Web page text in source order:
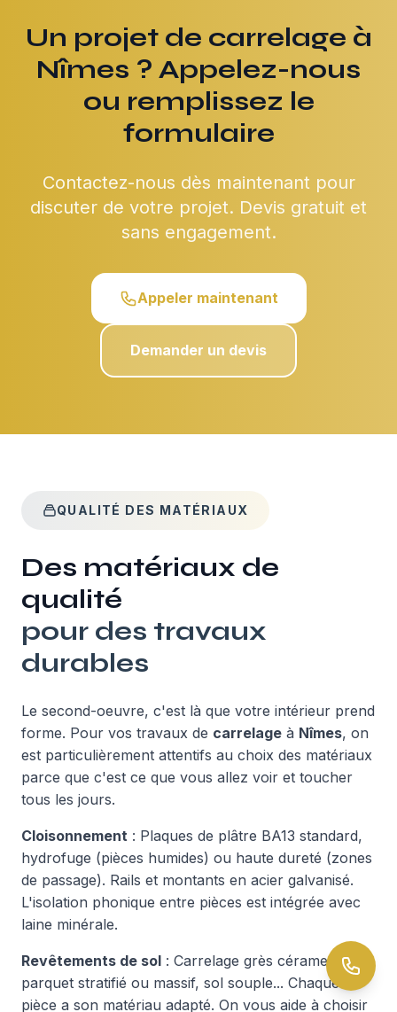
Un projet de carrelage à
Nîmes ? Appelez-nous
ou remplissez le
formulaire
Contactez-nous dès maintenant pour
discuter de votre projet. Devis gratuit et
sans engagement.
Appeler maintenant
Demander un devis
QUALITÉ DES MATÉRIAUX
Des matériaux de
qualité
pour des travaux
durables
Le second-oeuvre, c'est là que votre intérieur prend
forme. Pour vos travaux de carrelage à Nîmes, on
est particulièrement attentifs au choix des matériaux
parce que c'est ce que vous allez voir et toucher
tous les jours.
Cloisonnement : Plaques de plâtre BA13 standard,
hydrofuge (pièces humides) ou haute dureté (zones
de passage). Rails et montants en acier galvanisé.
L'isolation phonique entre pièces est intégrée avec
laine minérale.
Revêtements de sol : Carrelage grès cérame,
parquet stratifié ou massif, sol souple... Chaque
pièce a son matériau adapté. On vous aide à choisir